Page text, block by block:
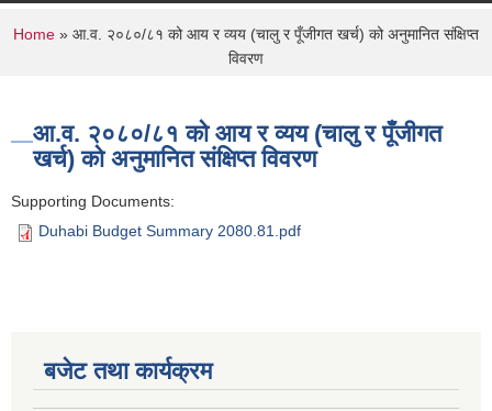
You are here
Home » आ.व. २०८०/८१ को आय र व्यय (चालु र पूँजीगत खर्च) को अनुमानित संक्षिप्त
विवरण
आ.व. २०८०/८१ को आय र व्यय (चालु र पूँजीगत
खर्च) को अनुमानित संक्षिप्त विवरण
Supporting Documents:
Duhabi Budget Summary 2080.81.pdf
बजेट तथा कार्यक्रम